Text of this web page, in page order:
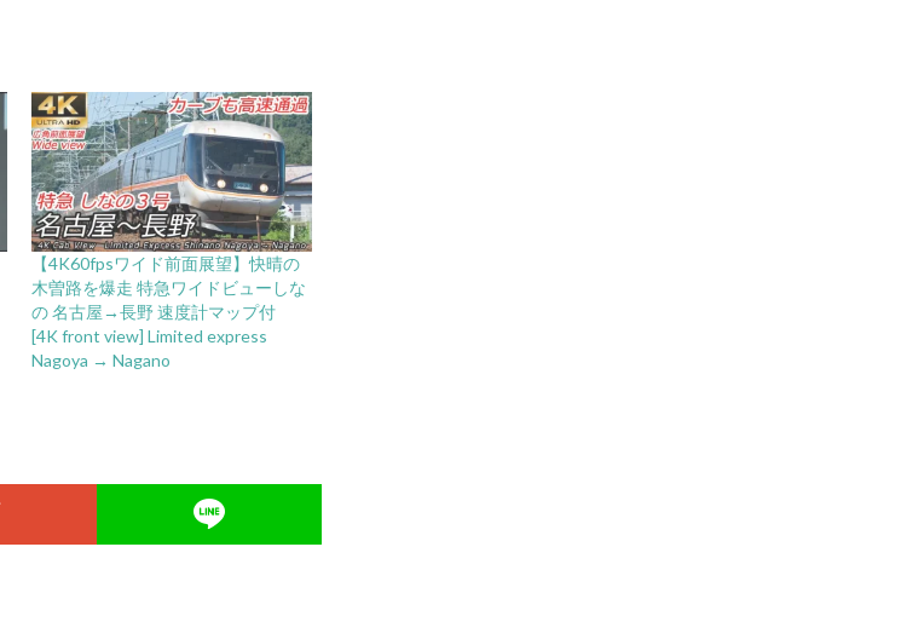
【4K60fpsワイド前面展望】快晴の
木曽路を爆走 特急ワイドビューしな
の 名古屋→長野 速度計マップ付
[4K front view] Limited express
Nagoya → Nagano